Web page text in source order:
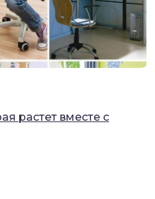
растет вместе с